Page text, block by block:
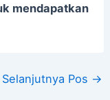
mendapatkan
Selanjutnya Pos →